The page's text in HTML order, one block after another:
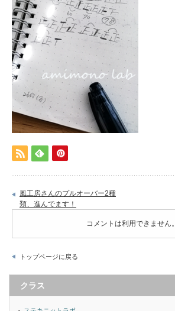
風工房さんのプルオーバー2種
類、進んでます！
コメントは利用できません。
トップページに戻る
クラス